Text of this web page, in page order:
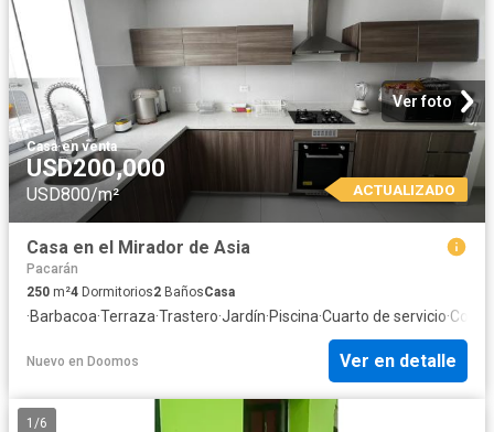
Ver foto
Casa·en venta
USD200,000
USD800/m² ACTUALIZADO
Casa en el Mirador de Asia
Pacarán
250 m²4 Dormitorios2 BañosCasa
·Barbacoa·Terraza·Trastero·Jardín·Piscina·Cuarto de servicio·
Nuevo en Doomos Ver en detalle
1 /6